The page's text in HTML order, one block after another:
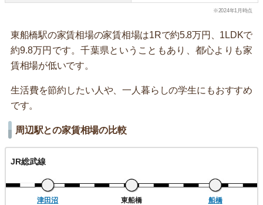
※2024年1月時点
東船橋駅の家賃相場の家賃相場は1Rで約5.8万円、1LDKで
約9.8万円です。千葉県ということもあり、都心よりも家
賃相場が低いです。
生活費を節約したい人や、一人暮らしの学生にもおすすめ
です。
周辺駅との家賃相場の比較
JR総武線
津田沼
東船橋
船橋